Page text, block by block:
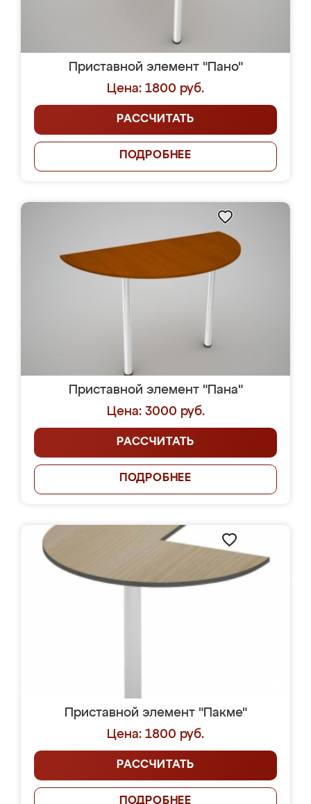
Приставной элемент "Пано"
Цена: 1800 руб.
РАССЧИТАТЬ
ПОДРОБНЕЕ
Приставной элемент "Пана"
Цена: 3000 руб.
РАССЧИТАТЬ
ПОДРОБНЕЕ
Приставной элемент "Пакме"
Цена: 1800 руб.
РАССЧИТАТЬ
ПОДРОБНЕЕ